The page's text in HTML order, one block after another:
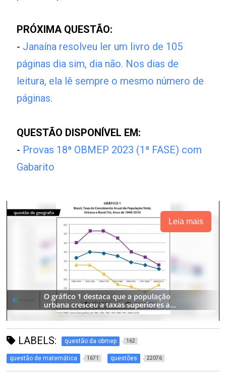
PRÓXIMA QUESTÃO:
- Janaína resolveu ler um livro de 105
páginas dia sim, dia não. Nos dias de
leitura, ela lê sempre o mesmo número de
páginas.
QUESTÃO DISPONÍVEL EM:
- Provas 18ª OBMEP 2023 (1ª FASE) com
Gabarito
Leia mais
LABELS: questão da obmep 162
questão de matemática 1671 questões 22076